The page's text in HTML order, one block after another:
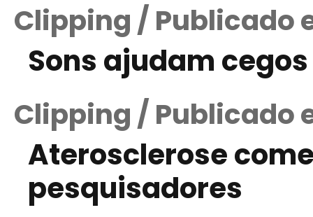
Clipping / Publicado
Sons ajudam
Clipping / Publicado
Aterosclerose
pesquisadores